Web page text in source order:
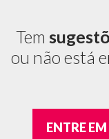
Tem
ou não está
ENTRE